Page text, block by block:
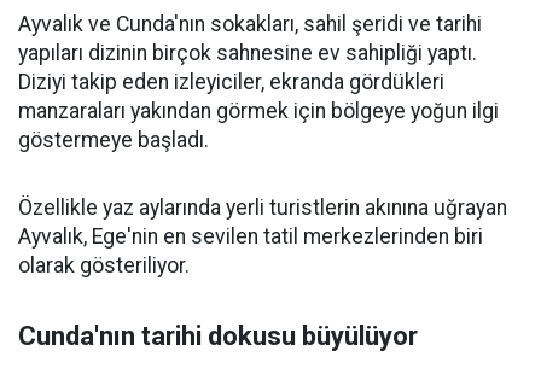
Ayvalık ve Cunda'nın sokakları, sahil şeridi ve tarihi
yapıları dizinin birçok sahnesine ev sahipliği yaptı.
Diziyi takip eden izleyiciler, ekranda gördükleri
manzaraları yakından görmek için bölgeye yoğun ilgi
göstermeye başladı.
Özellikle yaz aylarında yerli turistlerin akınına uğrayan
Ayvalık, Ege'nin en sevilen tatil merkezlerinden biri
olarak gösteriliyor.
Cunda'nın tarihi dokusu büyülüyor